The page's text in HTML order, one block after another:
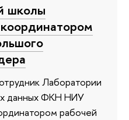
школы
Лаборатории
данных ФКН НИУ
рабочей